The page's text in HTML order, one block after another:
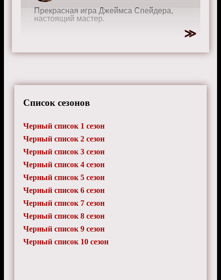
Прекрасная игра Джеймса Спейдера,
настоящий мастер.
Список сезонов
Черный список 1 сезон
Черный список 2 сезон
Черный список 3 сезон
Черный список 4 сезон
Черный список 5 сезон
Черный список 6 сезон
Черный список 7 сезон
Черный список 8 сезон
Черный список 9 сезон
Черный список 10 сезон